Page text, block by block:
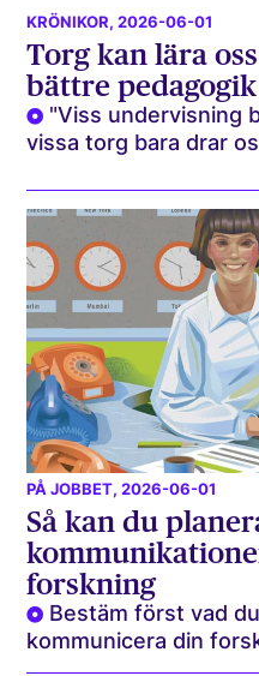
KRÖNIKOR, 2026-06-01
Torg kan lära
bättre pedagogik
"Viss undervisning
vissa torg bara drar
PÅ JOBBET, 2026-06-01
Så kan du
forskning
Bestäm först vad
kommunicera din